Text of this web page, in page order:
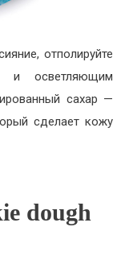
отполируйте
и осветляющим
сахар —
сделает кожу
dough